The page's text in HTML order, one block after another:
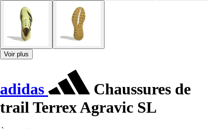
Voir plus
adidas
Chaussures de
trail Terrex Agravic SL